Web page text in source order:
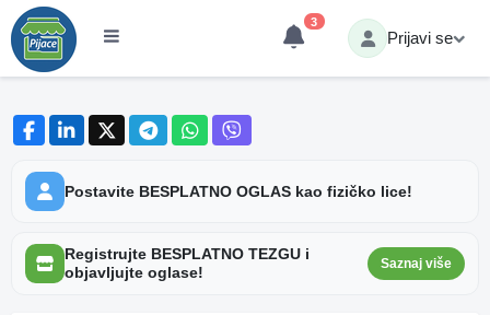
3
Prijavi se
Postavite BESPLATNO OGLAS kao fizičko lice!
Registrujte BESPLATNO TEZGU i
objavljujte oglase!
Saznaj više